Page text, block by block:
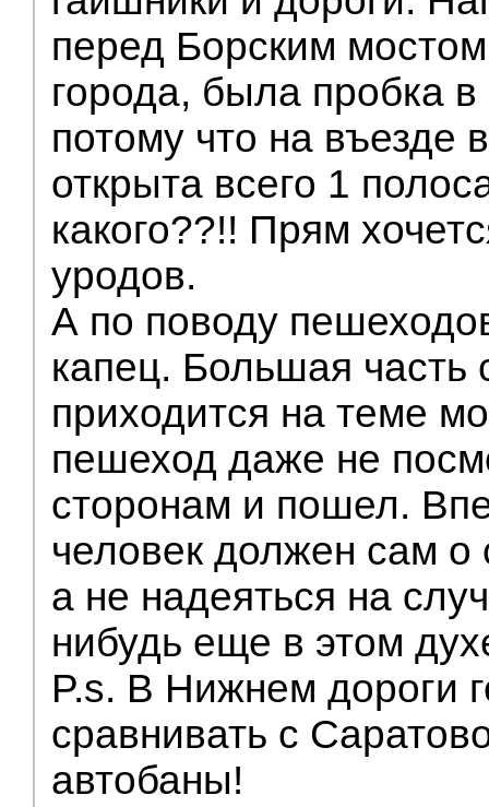
перед Борским
города, была пробка
потому что на въезде
открыта всего 1
какого??!! Прям
уродов.
А по поводу
капец. Большая часть
приходится на теме
пешеход даже не
сторонам и пошел.
человек должен сам о
а не надеяться на
нибудь еще в этом
P.s. В Нижнем дороги
сравнивать с
автобаны!